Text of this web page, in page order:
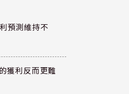
預測維持不
獲利反而更難